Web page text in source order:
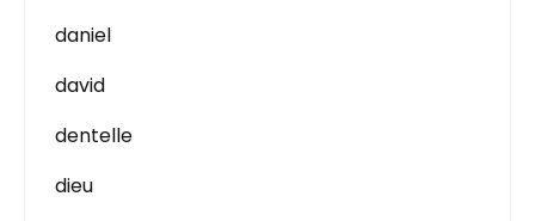
daniel
david
dentelle
dieu